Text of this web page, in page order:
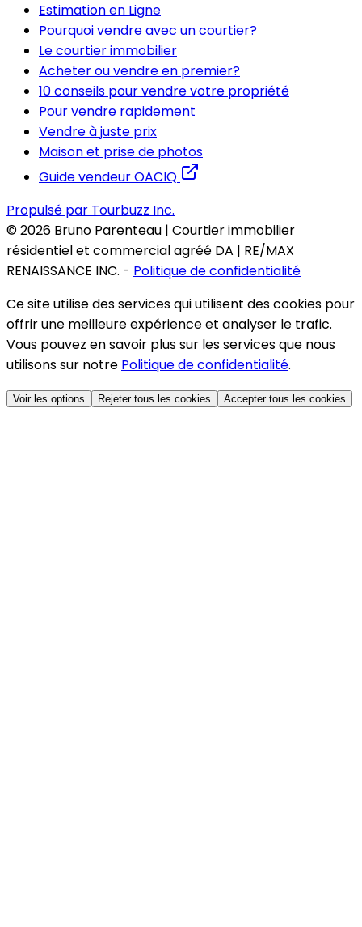
Estimation en Ligne
Pourquoi vendre avec un courtier?
Le courtier immobilier
Acheter ou vendre en premier?
10 conseils pour vendre votre propriété
Pour vendre rapidement
Vendre à juste prix
Maison et prise de photos
Guide vendeur OACIQ
Propulsé par Tourbuzz Inc.
©2026 Bruno Parenteau | Courtier immobilier
résidentiel et commercial agréé DA | RE/MAX
RENAISSANCE INC. - Politique de confidentialité
Ce site utilise des services qui utilisent des cookies pour
offrir une meilleure expérience et analyser le trafic.
Vous pouvez en savoir plus sur les services que nous
utilisons sur notre Politique de confidentialité.
Voir les options Rejeter tous les cookies Accepter tous les cookies